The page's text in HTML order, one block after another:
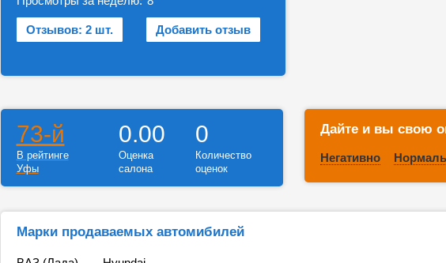
Отзывов: 2 шт. Добавить отзыв
73-й
В рейтинге
Уфы
0.00
Оценка
салона
0
Количество
оценок
Дайте и вы свою
Негативно
Марки продаваемых автомибилей